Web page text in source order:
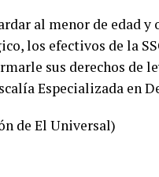
al menor de edad
los efectivos de la
sus derechos de
Especializada en
de El Universal)